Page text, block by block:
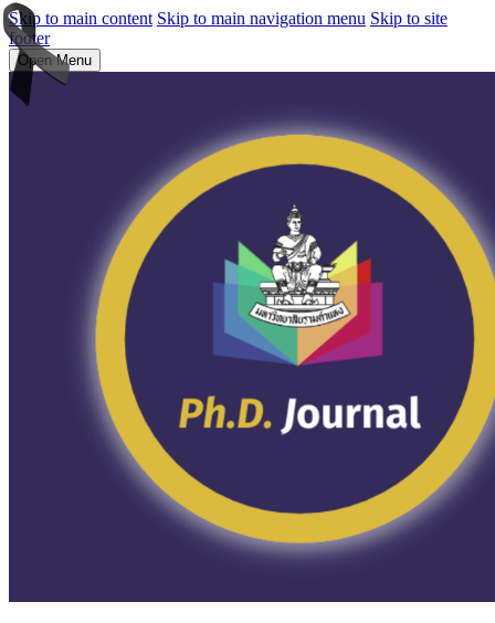
Skip to main content Skip to main navigation menu Skip to site
footer
Open Menu